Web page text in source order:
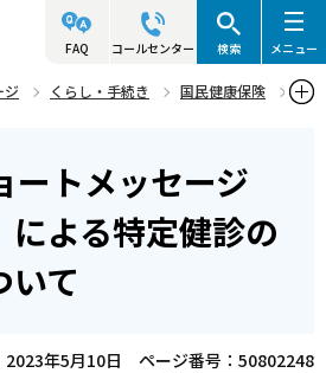
FAQ コールセンター 検索 メニュー
ジ くらし・手続き
国民健康保険
ービス）による特定健診のご案内につ
ートメッセージ
による特定健診の
いて
2023年5月10日
ページ番号：50802248